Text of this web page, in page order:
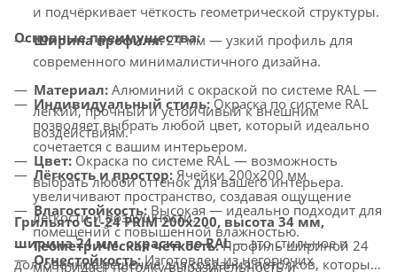
и подчёркивает чёткость геометрической структуры.
Ширина профиля:24 мм — узкий профиль для
современного минималистичного дизайна.
Материал: Алюминий с окраской по системе RAL —
лёгкий, прочный и устойчивый к внешним
воздействиям.
Цвет: Окраска по системе RAL — возможность
выбрать любой оттенок для вашего интерьера.
Влагостойкость: Высокая — идеально подходит для
помещений с повышенной влажностью.
Огнестойкость:Изготовлен из негорючих
Основные преимущества:
Индивидуальный стиль: Окраска по системе RAL
позволяет выбрать любой цвет, который идеально
сочетается с вашим интерьером.
Лёгкость и простор: Ячейки 200x200 мм
увеличивают пространство, создавая ощущение
лёгкости и воздушности.
Геометрическая чёткость:Профиль шириной 24
мм придаёт потолку выразительность и
Грильято GL-24 PRIM 200x200, высота 34 мм,
ширина 24 мм, окраска по RAL— это стильное и
долговечное решение для создания потолков, которые